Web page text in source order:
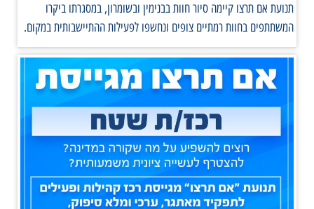
תנועת אם תרצו קיימה סיור חוות בבנימין ובשומרון, במסגרתו ביקרו
המשתתפים בחוות רמתיים צופים ונחשפו לפעילות ההתיישבותית במקום.